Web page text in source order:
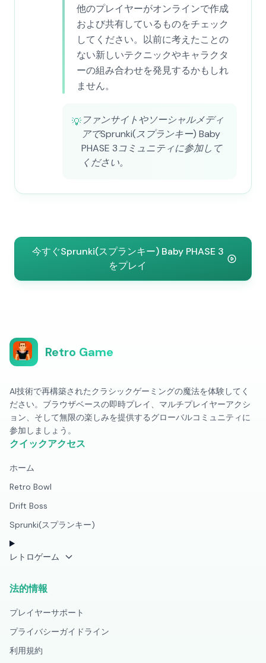
他のプレイヤーがオンラインで作成
および共有しているものをチェック
してください。以前に考えたことの
ない新しいテクニックやキャラクタ
ーの組み合わせを発見するかもしれ
ません。
💡ファンサイトやソーシャルメディ
アでSprunki(スプランキー) Baby
PHASE 3コミュニティに参加して
ください。
今すぐSprunki(スプランキー) Baby PHASE 3
をプレイ
Retro Game
AI技術で再構築されたクラシックゲーミングの魔法を体験してく
ださい。ブラウザベースの即時プレイ、マルチプレイヤーアクシ
ョン、そして無限の楽しみを提供するグローバルコミュニティに
参加しましょう。
クイックアクセス
ホーム
Retro Bowl
Drift Boss
Sprunki(スプランキー)
レトロゲーム
法的情報
プレイヤーサポート
プライバシーガイドライン
利用規約